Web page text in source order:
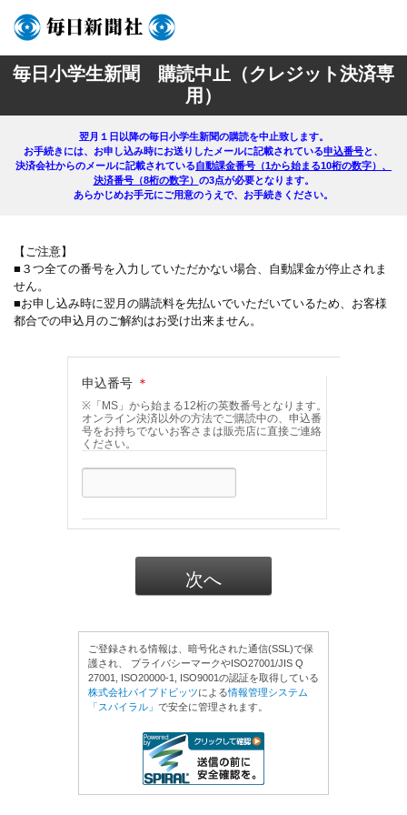
毎日小学生新聞 購読中止（クレジット決済専
用）
翌月１日以降の毎日小学生新聞の購読を中止致します。
お手続きには、お申し込み時にお送りしたメールに記載されている申込番号と、
決済会社からのメールに記載されている自動課金番号（1から始まる10桁の数字）、
決済番号（8桁の数字） の3点が必要となります。
あらかじめお手元にご用意のうえで、お手続きください。
【ご注意】
■３つ全ての番号を入力していただかない場合、自動課金が停止されま
せん。
■お申し込み時に翌月の購読料を先払いでいただいているため、お客様
都合での申込月のご解約はお受け出来ません。
申込番号 ＊
※「MS」から始まる12桁の英数番号となります。
オンライン決済以外の方法でご購読中の、申込番
号をお持ちでないお客さまは販売店に直接ご連絡
ください。
ご登録される情報は、暗号化された通信(SSL)で保
護され、 プライバシーマークやISO27001/JIS Q
27001, ISO20000-1, ISO9001の認証を取得している
株式会社パイプドビッツによる情報管理システム
「スパイラル」 で安全に管理されます。